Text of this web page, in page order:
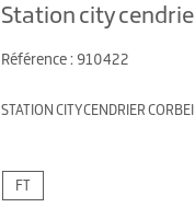
Station city
Référence : 910422
STATION CITY CENDRIER
FT